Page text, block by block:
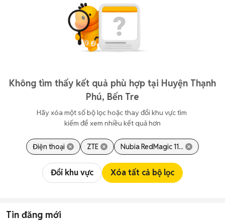
Không tìm thấy kết quả phù hợp tại Huyện Thạnh
Phú, Bến Tre
Hãy xóa một số bộ lọc hoặc thay đổi khu vực tìm
kiếm để xem nhiều kết quả hơn
Điện thoại ZTE Nubia RedMagic 11...
Đổi khu vực Xóa tất cả bộ lọc
Tin đăng mới